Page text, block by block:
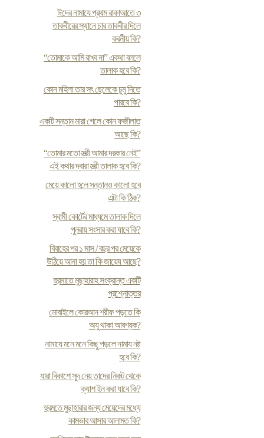
ঈদের নামাযে প্রথম রাকাআতে ৩
তাকবীরের স্থানে চার তাকবীর দিলে
করনীয় কি?
“তোমাকে আমি রাখব না” একথা বললে
তালাক হবে কি?
কোন মহিলা তার সৎ ছেলেকে চুমু দিতে
পারবে কি?
একটি সন্তান মারা গেলে কোন ফজীলাত
আছে কি?
“তোমার মতো স্ত্রী আমার দরকার নেই”
এই কথার দ্বারা স্ত্রী তালাক হবে কি?
মেয়ে কালো হলে সন্তানও কালো হবে
এটা কি ঠিক?
স্বামী কোর্টের মাধ্যমে তালাক দিলে
পুনরায় সংসার করা যাবে কি?
বিবাহের পর ১ মাস / বছর পর মেয়েকে
উঠিয়ে আনা হয় তা কি জায়েয আছে?
হুরমাতে মুছাহারাহ সংক্রান্ত একটি
প্রশ্নোত্তর
মোবাইলে কোরআন শরীফ পড়তে কি
অযু থাকা আবশ্যক?
নামাযে মনে মনে কিছু পড়লে নামায নষ্ট
হবে কি?
যারা বিকাশে সূদ নেয় তাদের নিকট থেকে
ক্যাশ ইন করা যাবে কি?
হুরমতে মুছাহারার জন্য মেয়েদের মধ্যে
কামভাব আসার আলামত কি?